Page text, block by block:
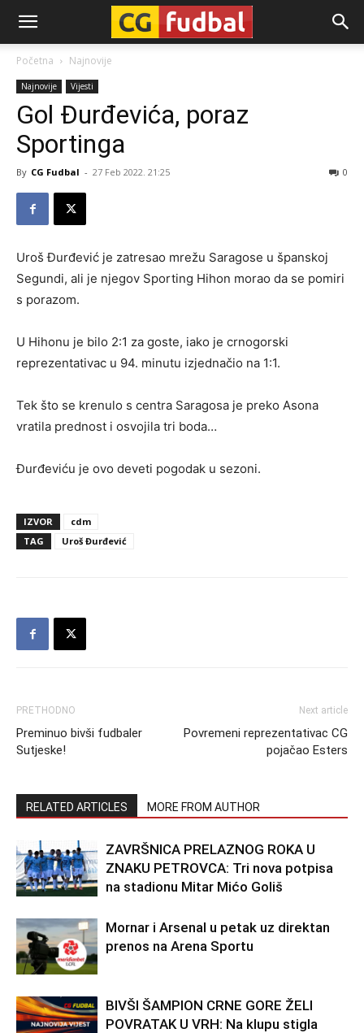
CG-
Fudbal
Početna Najnovije
Najnovije Vijesti
Gol Đurđevića, poraz
Sportinga
By CG Fudbal - 27 Feb 2022. 21:25 0
Uroš Đurđević je zatresao mrežu Saragose u španskoj
Segundi, ali je njegov Sporting Hihon morao da se pomiri
s porazom.
U Hihonu je bilo 2:1 za goste, iako je crnogorski
reprezentativac u 94. minutu izjednačio na 1:1.
Tek što se krenulo s centra Saragosa je preko Asona
vratila prednost i osvojila tri boda…
Đurđeviću je ovo deveti pogodak u sezoni.
IZVOR
cdm
TAG
Uroš Đurđević
PRETHODNO
Preminuo bivši fudbaler
Sutjeske!
Next article
Povremeni reprezentativac CG
pojačao Esters
RELATED ARTICLES MORE FROM AUTHOR
ZAVRŠNICA PRELAZNOG ROKA U
ZNAKU PETROVCA: Tri nova potpisa
na stadionu Mitar Mićo Goliš
Mornar i Arsenal u petak uz direktan
prenos na Arena Sportu
BIVŠI ŠAMPION CRNE GORE ŽELI
POVRATAK U VRH: Na klupu stigla